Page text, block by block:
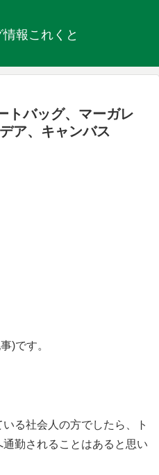
情報これくと
トバッグ、マーガレ
ア、キャンバス
)です。
る社会人の方でしたら、ト
勤されることはあると思い